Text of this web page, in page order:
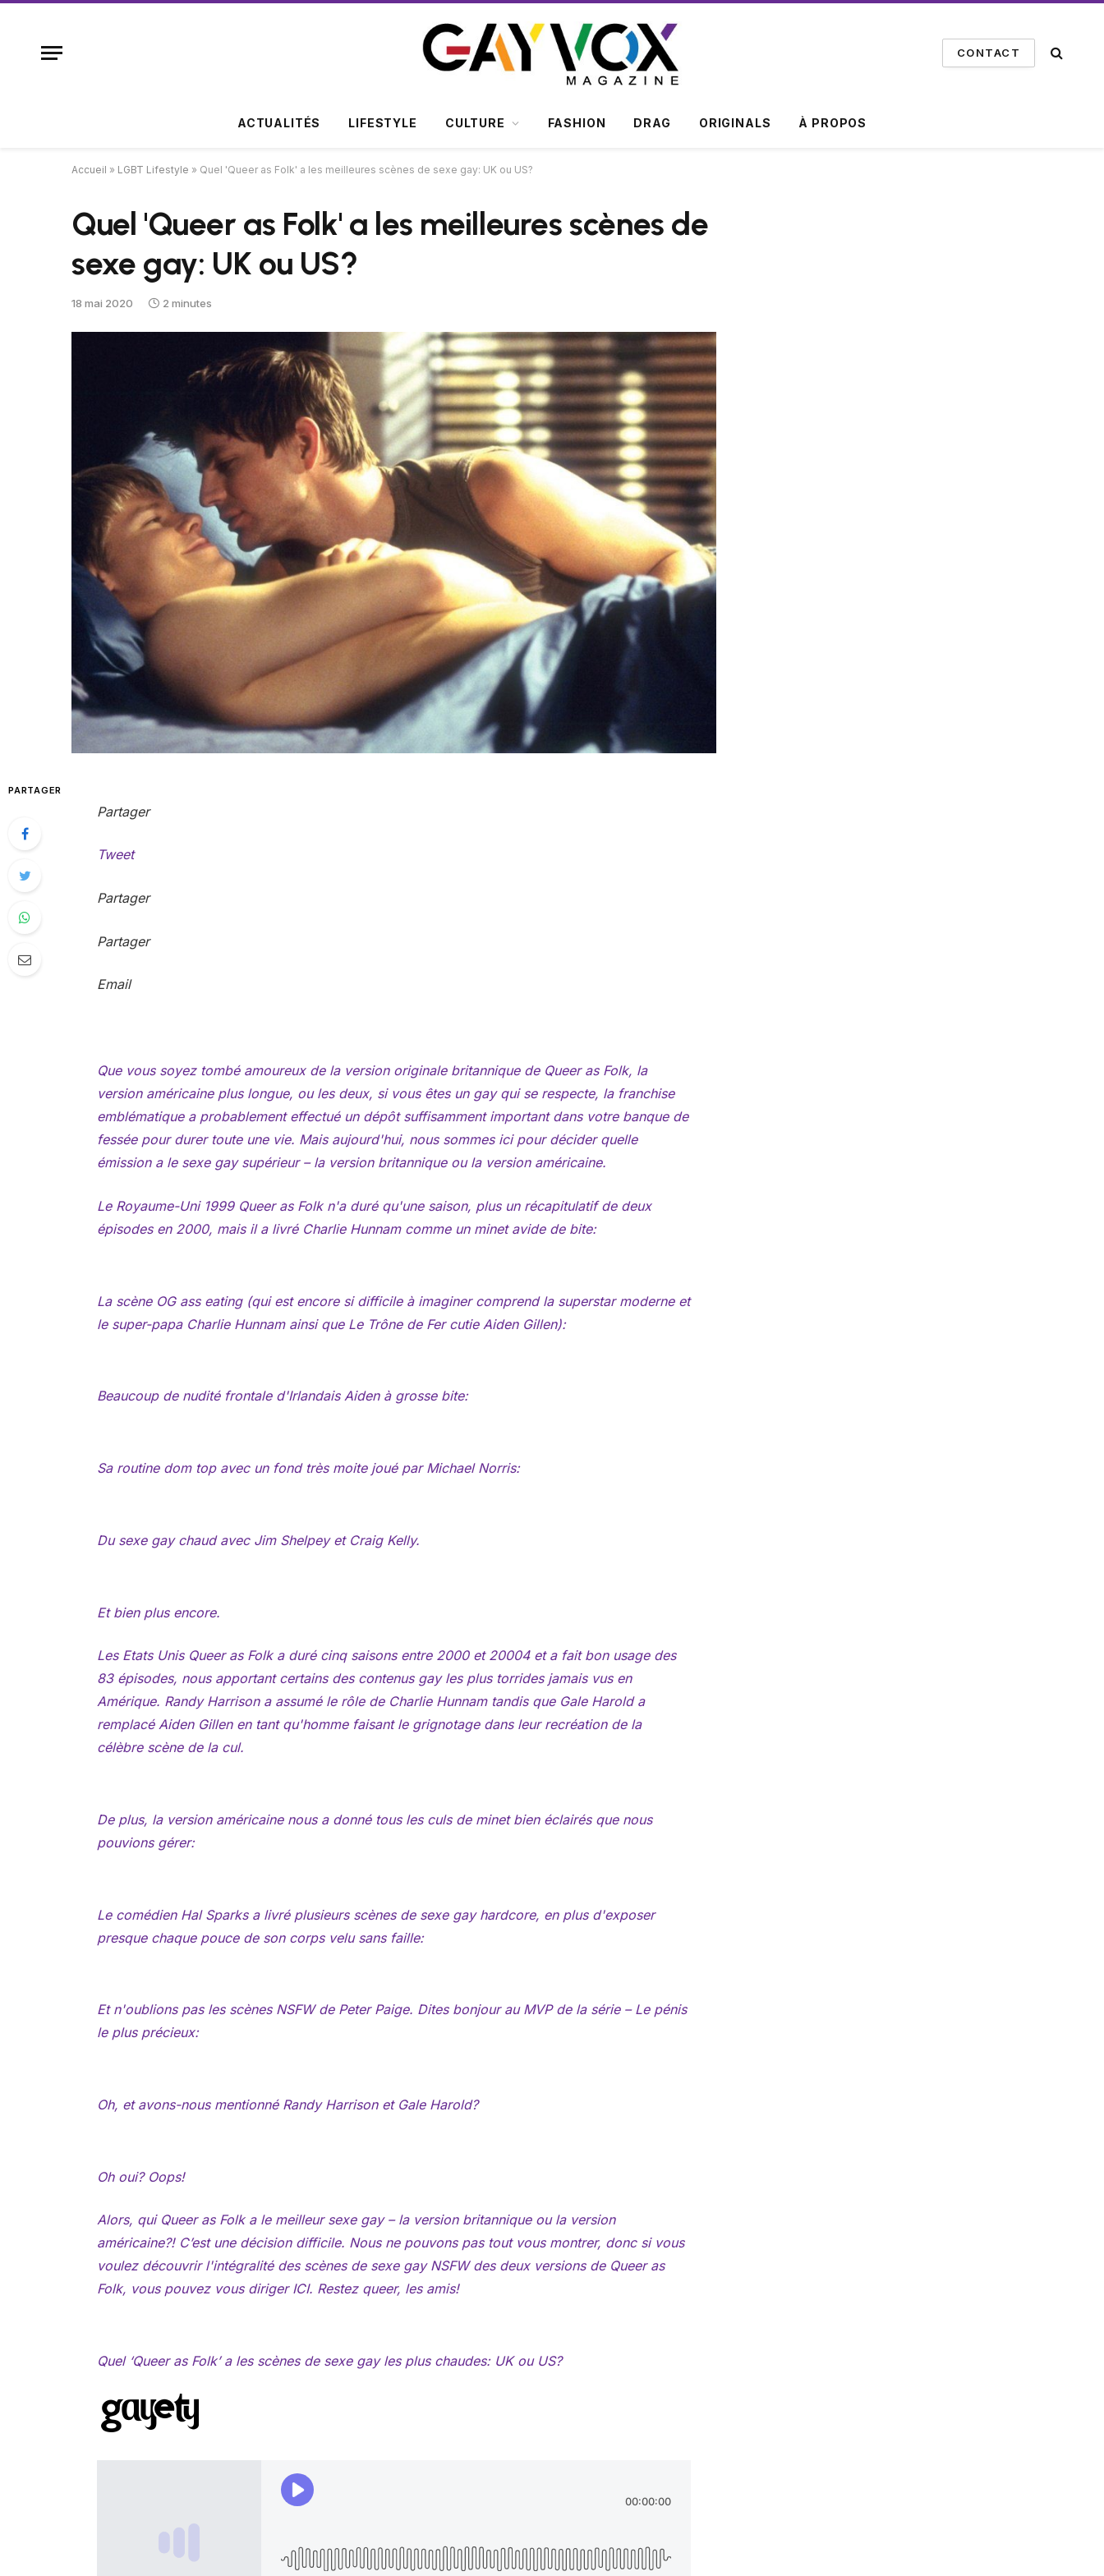
CONTACT
ACTUALITÉS LIFESTYLE CULTURE FASHION DRAG ORIGINALS À PROPOS
Accueil » LGBT Lifestyle » Quel 'Queer as Folk' a les meilleures scènes de sexe gay: UK ou US?
Quel 'Queer as Folk' a les meilleures scènes de
sexe gay: UK ou US?
18 mai 2020 2 minutes
PARTAGER
Partager
Tweet
Partager
Partager
Email
Que vous soyez tombé amoureux de la version originale britannique de Queer as Folk, la
version américaine plus longue, ou les deux, si vous êtes un gay qui se respecte, la franchise
emblématique a probablement effectué un dépôt suffisamment important dans votre banque de
fessée pour durer toute une vie. Mais aujourd'hui, nous sommes ici pour décider quelle
émission a le sexe gay supérieur – la version britannique ou la version américaine.
Le Royaume-Uni 1999 Queer as Folkn'a duré qu'une saison, plus un récapitulatif de deux
épisodes en 2000, mais il a livré Charlie Hunnam comme un minet avide de bite:
La scène OG ass eating (qui est encore si difficile à imaginer comprend la superstar moderne et
le super-papa Charlie Hunnam ainsi que Le Trône de Fercutie Aiden Gillen):
Beaucoup de nudité frontale d'Irlandais Aiden à grosse bite:
Sa routine dom top avec un fond très moite joué par Michael Norris:
Du sexe gay chaud avec Jim Shelpey et Craig Kelly.
Et bien plus encore.
Les Etats Unis Queer as Folka duré cinq saisons entre 2000 et 20004 et a fait bon usage des
83 épisodes, nous apportant certains des contenus gay les plus torrides jamais vus en
Amérique. Randy Harrison a assumé le rôle de Charlie Hunnam tandis que Gale Harold a
remplacé Aiden Gillen en tant qu'homme faisant le grignotage dans leur recréation de la
célèbre scène de la cul.
De plus, la version américaine nous a donné tous les culs de minet bien éclairés que nous
pouvions gérer:
Le comédien Hal Sparks a livré plusieurs scènes de sexe gay hardcore, en plus d'exposer
presque chaque pouce de son corps velu sans faille:
Et n'oublions pas les scènes NSFW de Peter Paige. Dites bonjour au MVP de la série – Le pénis
le plus précieux:
Oh, et avons-nous mentionné Randy Harrison et Gale Harold?
Oh oui? Oops!
Alors, qui Queer as Folka le meilleur sexe gay – la version britannique ou la version
américaine?! C’est une décision difficile. Nous ne pouvons pas tout vous montrer, donc si vous
voulez découvrir l'intégralité des scènes de sexe gay NSFW des deux versions de Queer as
Folk, vous pouvez vous diriger ICI. Restez queer, les amis!
Quel ‘Queer as Folk’ a les scènes de sexe gay les plus chaudes: UK ou US?